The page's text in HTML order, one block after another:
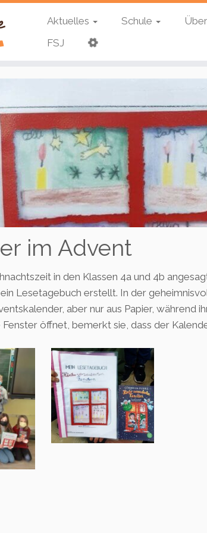
Aktuelles Schule
FSJ
im Advent
in den Klassen 4a und 4b
Lesetagebuch erstellt. In der
aber nur aus Papier,
öffnet, bemerkt sie, dass der